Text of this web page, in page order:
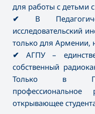
для работы с детьми
✔ В
исследовательский
только для Армении,
✔ АГПУ –
собственный
Только в
профессиональное
открывающее